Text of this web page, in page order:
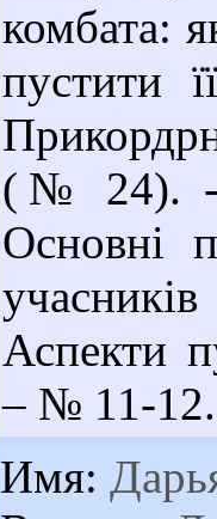
комбата:
пустити
(№ 24). -
Основні
Аспекти
– № 11-
Имя: